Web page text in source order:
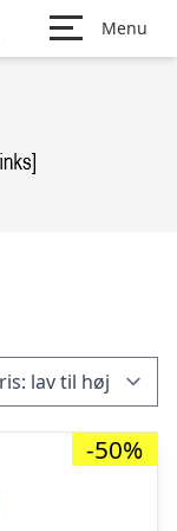
Menu
-50%